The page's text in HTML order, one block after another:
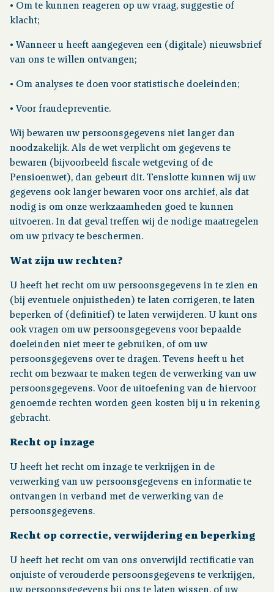
• Om te kunnen reageren op uw vraag, suggestie of
klacht;
• Wanneer u heeft aangegeven een (digitale) nieuwsbrief
van ons te willen ontvangen;
• Om analyses te doen voor statistische doeleinden;
• Voor fraudepreventie.
Wij bewaren uw persoonsgegevens niet langer dan
noodzakelijk. Als de wet verplicht om gegevens te
bewaren (bijvoorbeeld fiscale wetgeving of de
Pensioenwet), dan gebeurt dit. Tenslotte kunnen wij uw
gegevens ook langer bewaren voor ons archief, als dat
nodig is om onze werkzaamheden goed te kunnen
uitvoeren. In dat geval treffen wij de nodige maatregelen
om uw privacy te beschermen.
Wat zijn uw rechten?
U heeft het recht om uw persoonsgegevens in te zien en
(bij eventuele onjuistheden) te laten corrigeren, te laten
beperken of (definitief) te laten verwijderen. U kunt ons
ook vragen om uw persoonsgegevens voor bepaalde
doeleinden niet meer te gebruiken, of om uw
persoonsgegevens over te dragen. Tevens heeft u het
recht om bezwaar te maken tegen de verwerking van uw
persoonsgegevens. Voor de uitoefening van de hiervoor
genoemde rechten worden geen kosten bij u in rekening
gebracht.
Recht op inzage
U heeft het recht om inzage te verkrijgen in de
verwerking van uw persoonsgegevens en informatie te
ontvangen in verband met de verwerking van de
persoonsgegevens.
Recht op correctie, verwijdering en beperking
U heeft het recht om van ons onverwijld rectificatie van
onjuiste of verouderde persoonsgegevens te verkrijgen,
uw persoonsgegevens bij ons te laten wissen, of uw